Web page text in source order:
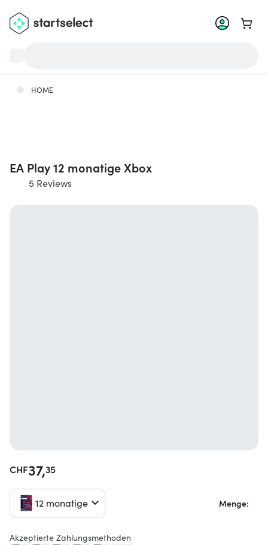
Zum
HOME
EA Play 12 monatige Xbox
5 Reviews
CHF37,35
12 monatige Menge:
Akzeptierte Zahlungsmethoden